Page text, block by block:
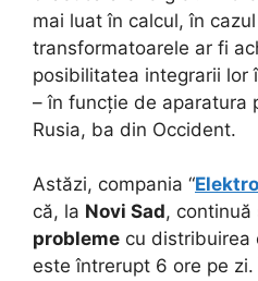
mai luat în calcul, în
transformatoarele ar fi
posibilitatea integrarii
– în funcție de aparatura
Rusia, ba din Occident.
Astăzi, compania “
că, la Novi Sad, continuă
probleme cu distribuirea
este întrerupt 6 ore pe zi.